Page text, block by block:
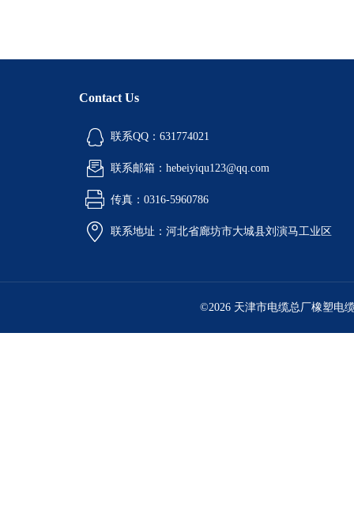
Contact Us
联系QQ：631774021
联系邮箱：hebeiyiqu123@qq.com
传真：0316-5960786
联系地址：河北省廊坊市大城县刘演马工业区
©2026 天津市电缆总厂橡塑电